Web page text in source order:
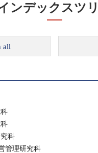
ンデックスツ
all
科
管理研究科